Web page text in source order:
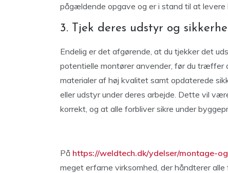
pågældende opgave og er i stand til at levere
3. Tjek deres udstyr og
Endelig er det afgørende, at du tjekker det
potentielle montører anvender, før du træffer
materialer af høj kvalitet samt opdaterede
eller udstyr under deres arbejde. Dette vil
korrekt, og at alle forbliver sikre under
På https://weldtech.dk/ydelser/montage-
meget erfarne virksomhed, der håndterer